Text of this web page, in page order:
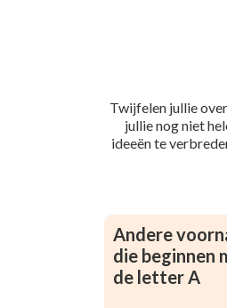
Twijfelen jullie
jullie nog niet
ideeën te
Andere
die beginnen
de letter A